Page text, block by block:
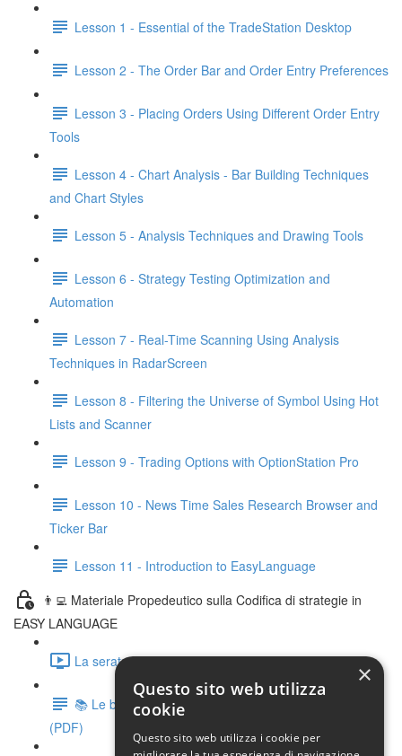
Lesson 1 - Essential of the TradeStation Desktop
Lesson 2 - The Order Bar and Order Entry Preferences
Lesson 3 - Placing Orders Using Different Order Entry
Tools
Lesson 4 - Chart Analysis - Bar Building Techniques
and Chart Styles
Lesson 5 - Analysis Techniques and Drawing Tools
Lesson 6 - Strategy Testing Optimization and
Automation
Lesson 7 - Real-Time Scanning Using Analysis
Techniques in RadarScreen
Lesson 8 - Filtering the Universe of Symbol Using Hot
Lists and Scanner
Lesson 9 - Trading Options with OptionStation Pro
Lesson 10 - News Time Sales Research Browser and
Ticker Bar
Lesson 11 - Introduction to EasyLanguage
👨‍💻 Materiale Propedeutico sulla Codifica di strategie in
EASY LANGUAGE
La serata ZERO di Easy Language (video) (58:15)
📚 Le basi della programmazione Easy Language
(PDF)
×
Questo sito web utilizza
cookie
Questo sito web utilizza i cookie per